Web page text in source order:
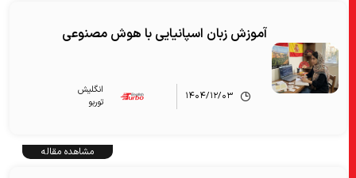
آموزش زبان اسپانیایی با هوش مصنوعی
۱۴۰۴/۱۲/۰۳
انگلیش‌
توربو
مشاهده مقاله